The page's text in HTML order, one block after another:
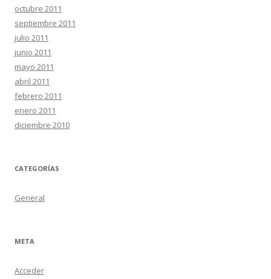
octubre 2011
septiembre 2011
julio 2011
junio 2011
mayo 2011
abril 2011
febrero 2011
enero 2011
diciembre 2010
CATEGORÍAS
General
META
Acceder